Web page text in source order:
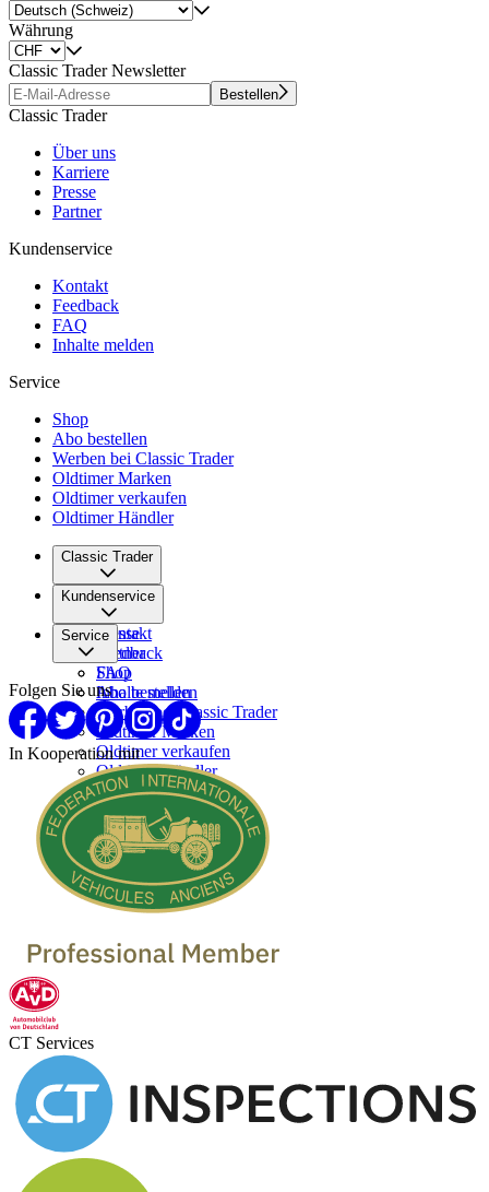
Währung
Classic Trader Newsletter
Bestellen
Classic Trader
Über uns
Karriere
Presse
Partner
Kundenservice
Kontakt
Feedback
FAQ
Inhalte melden
Service
Shop
Abo bestellen
Werben bei Classic Trader
Oldtimer Marken
Oldtimer verkaufen
Oldtimer Händler
Classic Trader
Über uns
Karriere
Presse
Partner
Kundenservice
Kontakt
Feedback
FAQ
Inhalte melden
Service
Shop
Abo bestellen
Werben bei Classic Trader
Oldtimer Marken
Oldtimer verkaufen
Oldtimer Händler
Folgen Sie uns
In Kooperation mit
CT Services